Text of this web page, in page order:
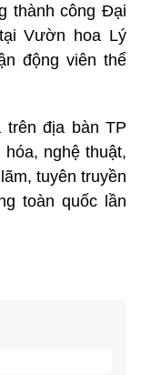
thành công Đại
Vườn hoa Lý
động viên thể
trên địa bàn TP
nghệ thuật,
tuyên truyền
toàn quốc lần